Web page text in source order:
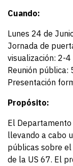
Cuando:
Lunes 24 de
Jornada de
visualización: 2-4
Reunión pública:
Presentación
Propósito:
El Departamento
llevando a cabo
públicas sobre
de la US 67. El